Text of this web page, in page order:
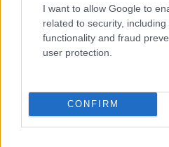
I want to allow Google to
related to security,
functionality and fraud
user protection.
CONFIRM
έως την ολοκλήρωση
ότι υπάρχει δυσκολία
ακόμα και το υπαρκτό
το 2019 σήμερα», όπως